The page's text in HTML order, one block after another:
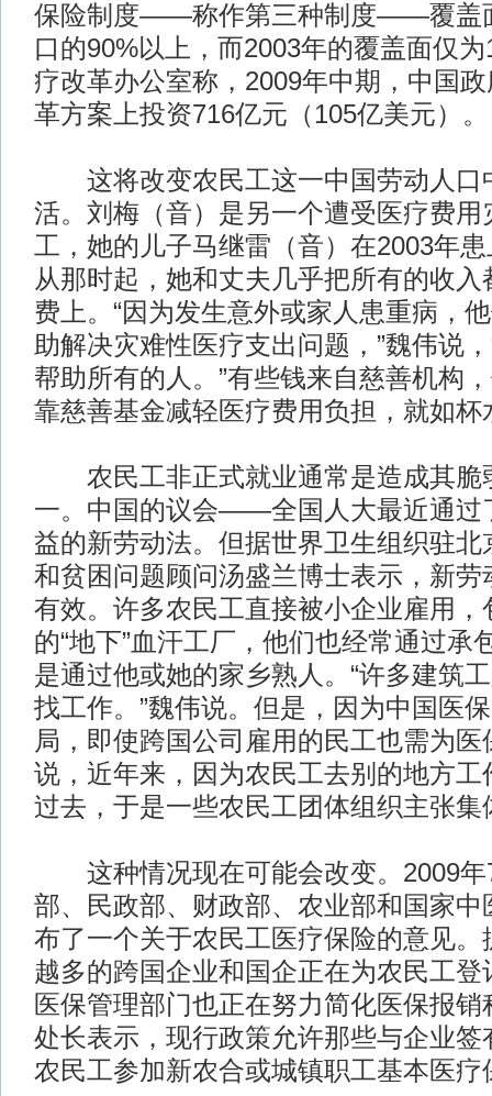
保险制度——称作第三种制度——覆盖
口的90%以上，而2003年的覆盖面仅
疗改革办公室称，2009年中期，中国
革方案上投资716亿元（105亿美元）。
这将改变农民工这一中国劳动人口
活。刘梅（音）是另一个遭受医疗费用
工，她的儿子马继雷（音）在2003年
从那时起，她和丈夫几乎把所有的收
费上。“因为发生意外或家人患重病，
助解决灾难性医疗支出问题，”魏伟说
帮助所有的人。”有些钱来自慈善机构
靠慈善基金减轻医疗费用负担，就如杯
农民工非正式就业通常是造成其脆
一。中国的议会——全国人大最近通过
益的新劳动法。但据世界卫生组织驻北
和贫困问题顾问汤盛兰博士表示，新劳
有效。许多农民工直接被小企业雇用，
的“地下”血汗工厂，他们也经常通过承
是通过他或她的家乡熟人。“许多建筑
找工作。”魏伟说。但是，因为中国医
局，即使跨国公司雇用的民工也需为医
说，近年来，因为农民工去别的地方工
过去，于是一些农民工团体组织主张集
这种情况现在可能会改变。2009年
部、民政部、财政部、农业部和国家中
布了一个关于农民工医疗保险的意见。
越多的跨国企业和国企正在为农民工登
医保管理部门也正在努力简化医保报
处长表示，现行政策允许那些与企业签
农民工参加新农合或城镇职工基本医疗